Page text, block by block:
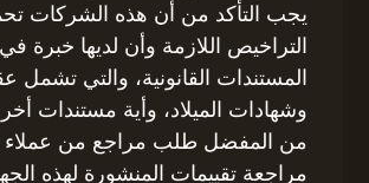
يجب التأكد من أن هذه الشركات
التراخيص اللازمة وأن لديها خبرة
المستندات القانونية، والتي تشمل
وشهادات الميلاد، وأية مستندات
من المفضل طلب مراجع من عملاء
مراجعة تقييمات المنشورة لهذه